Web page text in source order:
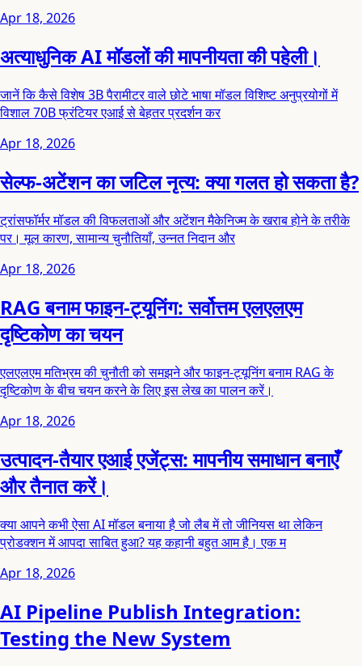
Apr 18, 2026
अत्याधुनिक AI मॉडलों की मापनीयता की पहेली।
जानें कि कैसे विशेष 3B पैरामीटर वाले छोटे भाषा मॉडल विशिष्ट अनुप्रयोगों में
विशाल 70B फ्रंटियर एआई से बेहतर प्रदर्शन कर
Apr 18, 2026
सेल्फ-अटेंशन का जटिल नृत्य: क्या गलत हो सकता है?
ट्रांसफॉर्मर मॉडल की विफलताओं और अटेंशन मैकेनिज्म के खराब होने के तरीके
पर। मूल कारण, सामान्य चुनौतियाँ, उन्नत निदान और
Apr 18, 2026
RAG बनाम फाइन-ट्यूनिंग: सर्वोत्तम एलएलएम
दृष्टिकोण का चयन
एलएलएम मतिभ्रम की चुनौती को समझने और फाइन-ट्यूनिंग बनाम RAG के
दृष्टिकोण के बीच चयन करने के लिए इस लेख का पालन करें।
Apr 18, 2026
उत्पादन-तैयार एआई एजेंट्स: मापनीय समाधान बनाएँ
और तैनात करें।
क्या आपने कभी ऐसा AI मॉडल बनाया है जो लैब में तो जीनियस था लेकिन
प्रोडक्शन में आपदा साबित हुआ? यह कहानी बहुत आम है। एक म
Apr 18, 2026
AI Pipeline Publish Integration:
Testing the New System